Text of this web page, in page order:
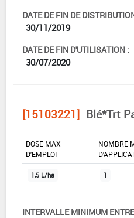
DATE DE FIN DE
30/11/2019
DATE DE FIN D'UTILISATION :
30/07/2020
[15103221] Blé*Trt
DOSE MAX
D'EMPLOI
NOMBRE
1,5 L/ha 1
INTERVALLE MINIMUM